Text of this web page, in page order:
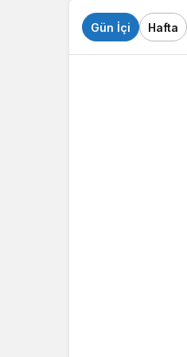
Gün İçi Hafta